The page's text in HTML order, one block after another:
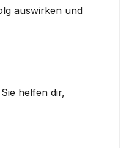
auswirken und